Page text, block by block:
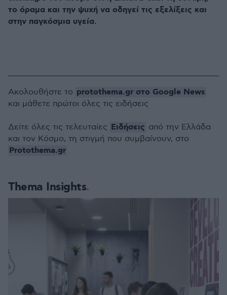
το όραμα και την ψυχή να οδηγεί τις εξελίξεις και
στην παγκόσμια υγεία.
Thema Insights
Ακολουθήστε το protothema.gr στο Google News
και μάθετε πρώτοι όλες τις ειδήσεις
Δείτε όλες τις τελευταίες Ειδήσεις από την Ελλάδα
και τον Κόσμο, τη στιγμή που συμβαίνουν, στο
Protothema.gr